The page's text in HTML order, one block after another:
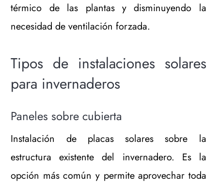
térmico de las plantas y disminuyendo la
necesidad de ventilación forzada.
Tipos de instalaciones solares
para invernaderos
Paneles sobre cubierta
Instalación de placas solares sobre la
estructura existente del invernadero. Es la
opción más común y permite aprovechar toda